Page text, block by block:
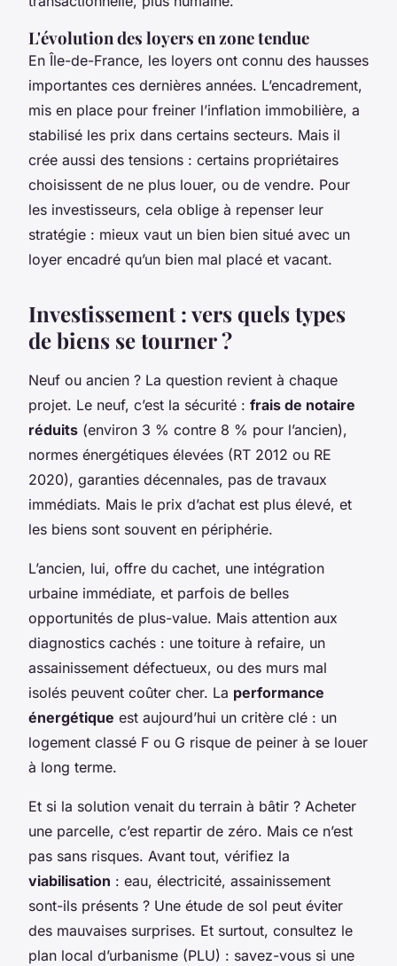
L'évolution des loyers en zone tendue
En Île-de-France, les loyers ont connu des hausses
importantes ces dernières années. L’encadrement,
mis en place pour freiner l’inflation immobilière, a
stabilisé les prix dans certains secteurs. Mais il
crée aussi des tensions : certains propriétaires
choisissent de ne plus louer, ou de vendre. Pour
les investisseurs, cela oblige à repenser leur
stratégie : mieux vaut un bien bien situé avec un
loyer encadré qu’un bien mal placé et vacant.
Investissement : vers quels types
de biens se tourner ?
Neuf ou ancien ? La question revient à chaque
projet. Le neuf, c’est la sécurité : frais de notaire
réduits (environ 3 % contre 8 % pour l’ancien),
normes énergétiques élevées (RT 2012 ou RE
2020), garanties décennales, pas de travaux
immédiats. Mais le prix d’achat est plus élevé, et
les biens sont souvent en périphérie.
L’ancien, lui, offre du cachet, une intégration
urbaine immédiate, et parfois de belles
opportunités de plus-value. Mais attention aux
diagnostics cachés : une toiture à refaire, un
assainissement défectueux, ou des murs mal
isolés peuvent coûter cher. La performance
énergétique est aujourd’hui un critère clé : un
logement classé F ou G risque de peiner à se louer
à long terme.
Et si la solution venait du terrain à bâtir ? Acheter
une parcelle, c’est repartir de zéro. Mais ce n’est
pas sans risques. Avant tout, vérifiez la
viabilisation : eau, électricité, assainissement
sont-ils présents ? Une étude de sol peut éviter
des mauvaises surprises. Et surtout, consultez le
plan local d’urbanisme (PLU) : savez-vous si une